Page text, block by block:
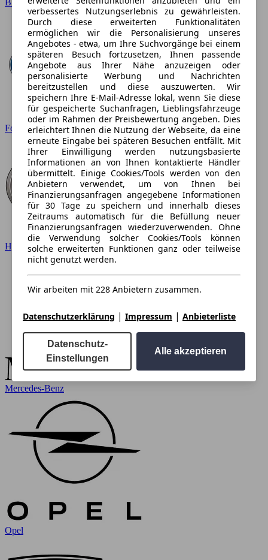
BMW
Ford
Hyundai
Mercedes-Benz
Opel
verbessertes Nutzungserlebnis zu gewährleisten.
Durch diese erweiterten Funktionalitäten
ermöglichen wir die Personalisierung unseres
Angebotes - etwa, um Ihre Suchvorgänge bei einem
späteren Besuch fortzusetzen, Ihnen passende
Angebote aus Ihrer Nähe anzuzeigen oder
personalisierte Werbung und Nachrichten
bereitzustellen und diese auszuwerten. Wir
speichern Ihre E-Mail-Adresse lokal, wenn Sie diese
für gespeicherte Suchanfragen, Lieblingsfahrzeuge
oder im Rahmen der Preisbewertung angeben. Dies
erleichtert Ihnen die Nutzung der Webseite, da eine
erneute Eingabe bei späteren Besuchen entfällt. Mit
Ihrer Einwilligung werden nutzungsbasierte
Informationen an von Ihnen kontaktierte Händler
übermittelt. Einige Cookies/Tools werden von den
Anbietern verwendet, um von Ihnen bei
Finanzierungsanfragen angegebene Informationen
für 30 Tage zu speichern und innerhalb dieses
Zeitraums automatisch für die Befüllung neuer
Finanzierungsanfragen wiederzuverwenden. Ohne
die Verwendung solcher Cookies/Tools können
solche erweiterten Funktionen ganz oder teilweise
nicht genutzt werden.
Wir arbeiten mit 228 Anbietern zusammen.
Datenschutzerklärung | Impressum | Anbieterliste
Datenschutz-
Einstellungen
Alle akzeptieren